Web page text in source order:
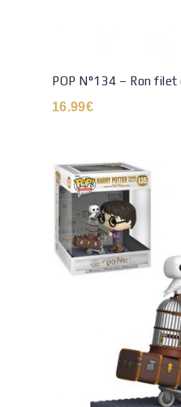
POP N°134 – Ron
16.99€